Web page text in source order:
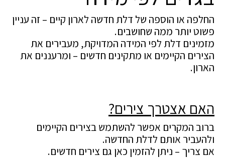
החלפה או הוספה של דלת חדשה לארון קיים – זה עניין
פשוט יותר ממה שחושבים.
מזמינים דלת לפי המידה המדויקת, מעבירים את
הצירים הקיימים או מתקינים חדשים – ומרעננים את
הארון.
האם אצטרך צירים?
ברוב המקרים אפשר להשתמש בצירים הקיימים
ולהעביר אותם לדלת החדשה.
אם צריך – ניתן להזמין כאן גם צירים חדשים.